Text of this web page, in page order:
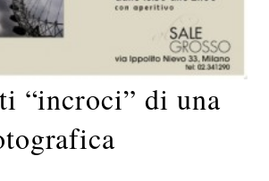
“incroci” di una